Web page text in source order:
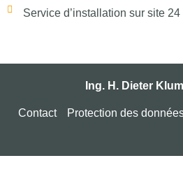
Service d’installation sur site 24
Ing. H. Dieter
Contact Protection des